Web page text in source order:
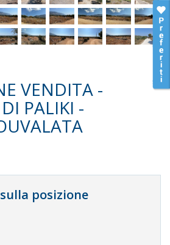
VENDITA -
PALIKI -
posizione